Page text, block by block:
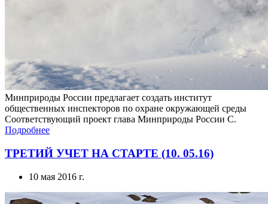
Минприроды России предлагает создать институт
общественных инспекторов по охране окружающей среды
Соответствующий проект глава Минприроды России С.
Подробнее
ТРЕТИЙ УЧЕТ НА СТАРТЕ (10. 05.16)
10 мая 2016 г.